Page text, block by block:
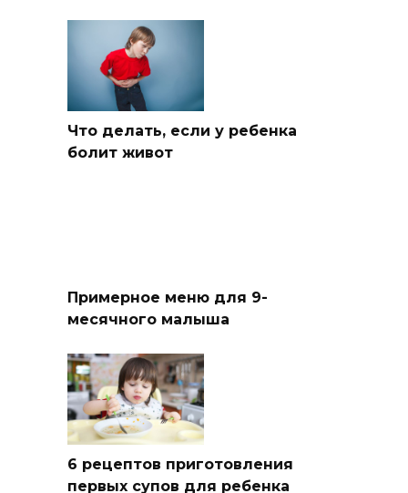
Что делать, если у ребенка
болит живот
Примерное меню для 9-
месячного малыша
6 рецептов приготовления
первых супов для ребенка